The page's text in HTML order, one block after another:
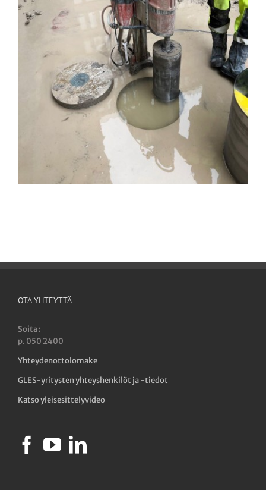
OTA YHTEYTTÄ
Soita:
p. 050 2400
Yhteydenottolomake
GLES-yritysten yhteyshenkilöt ja -tiedot
Katso yleisesittelyvideo